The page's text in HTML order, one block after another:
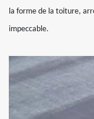
la forme de la toiture,
impeccable.